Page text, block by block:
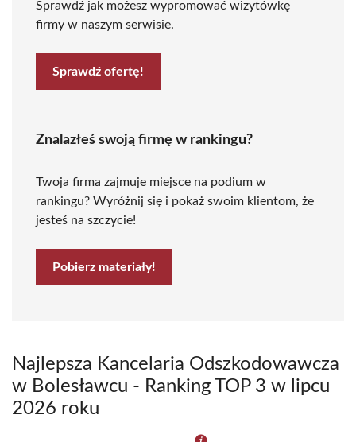
Sprawdź jak możesz wypromować wizytówkę
firmy w naszym serwisie.
Sprawdź ofertę!
Znalazłeś swoją firmę w rankingu?
Twoja firma zajmuje miejsce na podium w
rankingu? Wyróżnij się i pokaż swoim klientom, że
jesteś na szczycie!
Pobierz materiały!
Najlepsza Kancelaria Odszkodowawcza
w Bolesławcu - Ranking TOP 3 w lipcu
2026 roku